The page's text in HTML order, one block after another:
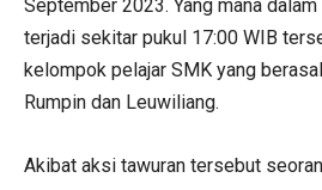
September 2023. Yang mana
terjadi sekitar pukul 17:00 WIB
kelompok pelajar SMK yang
Rumpin dan Leuwiliang.
Akibat aksi tawuran tersebut